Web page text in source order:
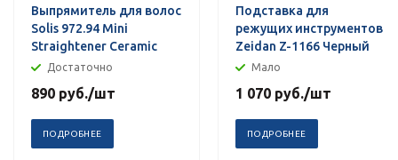
Выпрямитель для волос
Solis 972.94 Mini
Straightener Ceramic
Достаточно
890 руб./шт
ПОДРОБНЕЕ
Подставка для
режущих инструментов
Zeidan Z-1166 Черный
Мало
1 070 руб./шт
ПОДРОБНЕЕ